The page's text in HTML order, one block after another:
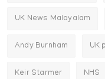
UK News Malayalam
Andy Burnham UK
Keir Starmer NHS